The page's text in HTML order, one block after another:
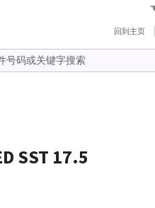
回到主页
SST 17.5